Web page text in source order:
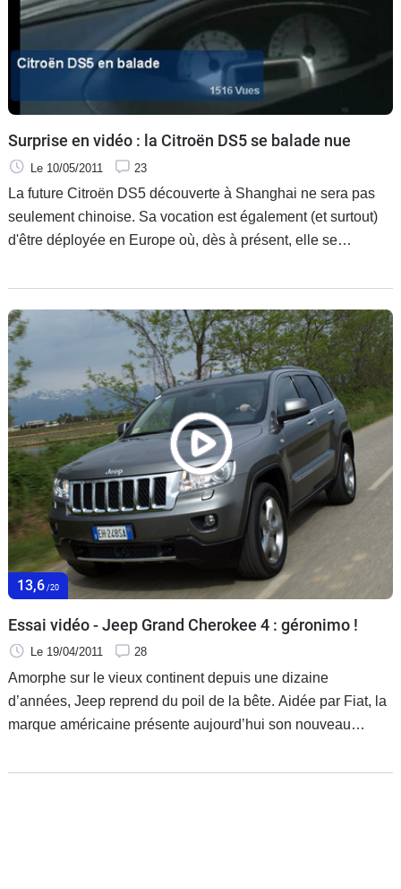
Surprise en vidéo : la Citroën DS5 se balade nue
Le 10/05/2011 23
La future Citroën DS5 découverte à Shanghai ne sera pas
seulement chinoise. Sa vocation est également (et surtout)
d'être déployée en Europe où, dès à présent, elle se
apprécier son étonnante silhouette qu'un de nos lecteurs a
immortalisé en dépassant un convoi entre Belfort et
Mulhouse.
13,6 /20
Essai vidéo - Jeep Grand Cherokee 4 : géronimo !
Le 19/04/2011 28
Amorphe sur le vieux continent depuis une dizaine
d’années, Jeep reprend du poil de la bête. Aidée par Fiat, la
marque américaine présente aujourd’hui son nouveau
s’adapte aux exigences du client européen.